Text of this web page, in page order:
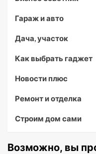
Гараж и авто
Дача, участок
Как выбрать гаджет
Новости плюс
Ремонт и отделка
Строим дом сами
Возможно, вы